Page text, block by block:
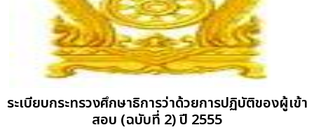
ระเบียบกระทรวงศึกษาธิการว่าด้วยการปฏิบัติของผู้เข้า
สอบ (ฉบับที่ 2) ปี 2555